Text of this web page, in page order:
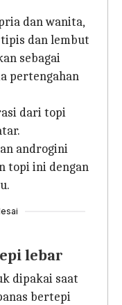
dan wanita,
dan lembut
sebagai
pertengahan
dari topi
androgini
topi ini dengan
lebar
dipakai saat
bertepi